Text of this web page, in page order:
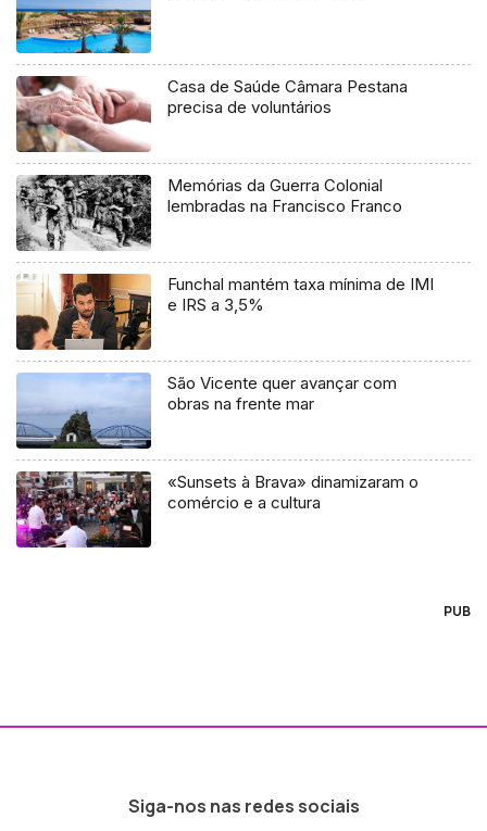
Casa de Saúde Câmara Pestana
precisa de voluntários
Memórias da Guerra Colonial
lembradas na Francisco Franco
Funchal mantém taxa mínima de IMI
e IRS a 3,5%
São Vicente quer avançar com
obras na frente mar
«Sunsets à Brava» dinamizaram o
comércio e a cultura
PUB
Siga-nos nas redes sociais